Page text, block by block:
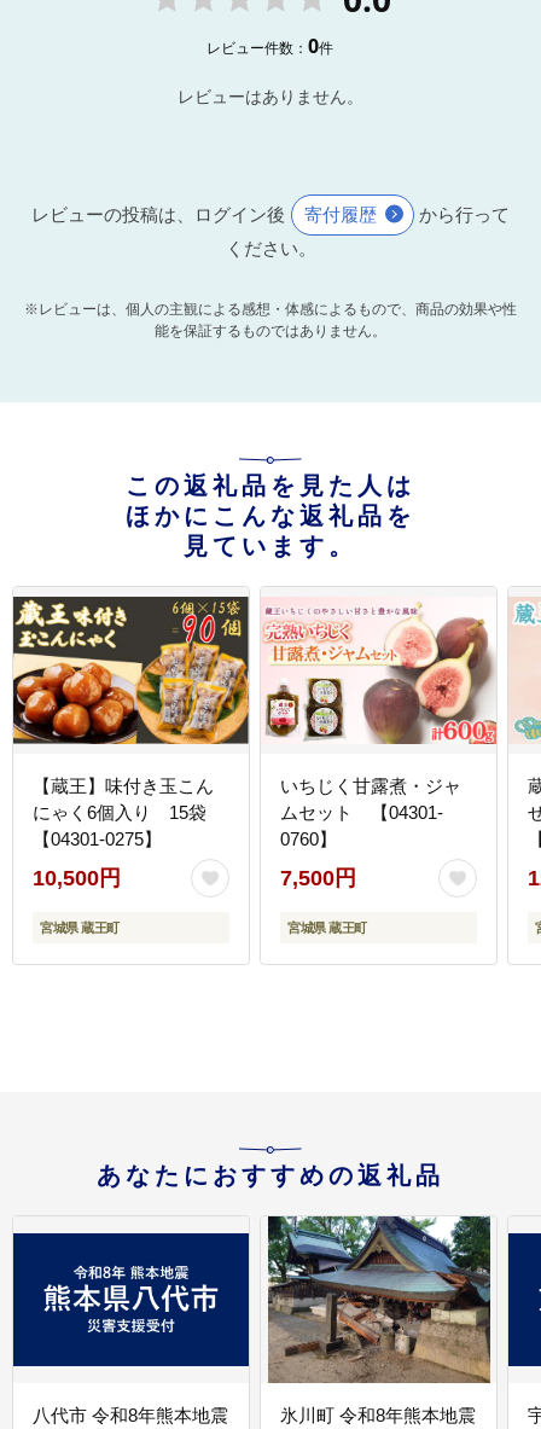
レビュー件数：0件
レビューはありません。
レビューの投稿は、ログイン後 寄付履歴
から行って
ください。
※レビューは、個人の主観による感想・体感によるもので、商品の効果や性
能を保証するものではありません。
この返礼品を見た人は
ほかにこんな返礼品を
見ています。
【蔵王】味付き玉こん
にゃく6個入り 15袋
【04301-0275】
10,500円
宮城県 蔵王町
いちじく甘露煮・ジャ
ムセット 【04301-
0760】
7,500円
宮城県 蔵王町
あなたにおすすめの返礼品
八代市 令和8年熊本地震
氷川町 令和8年熊本地震